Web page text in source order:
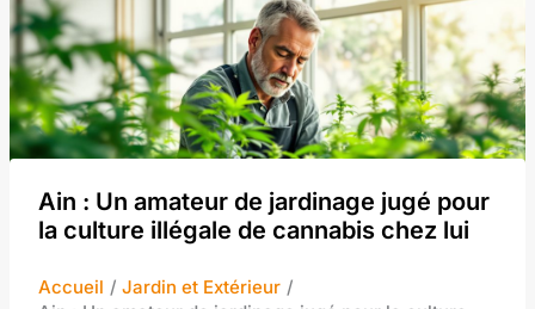
Ain : Un amateur de jardinage jugé pour
la culture illégale de cannabis chez lui
Accueil
Jardin et Extérieur